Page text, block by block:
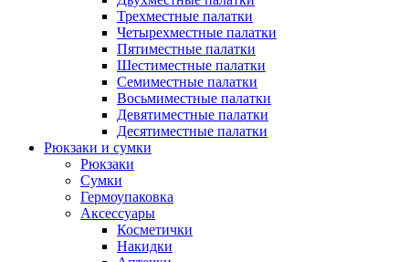
Трехместные палатки
Четырехместные палатки
Пятиместные палатки
Шестиместные палатки
Семиместные палатки
Восьмиместные палатки
Девятиместные палатки
Десятиместные палатки
Рюкзаки и сумки
Рюкзаки
Сумки
Гермоупаковка
Аксессуары
Косметички
Накидки